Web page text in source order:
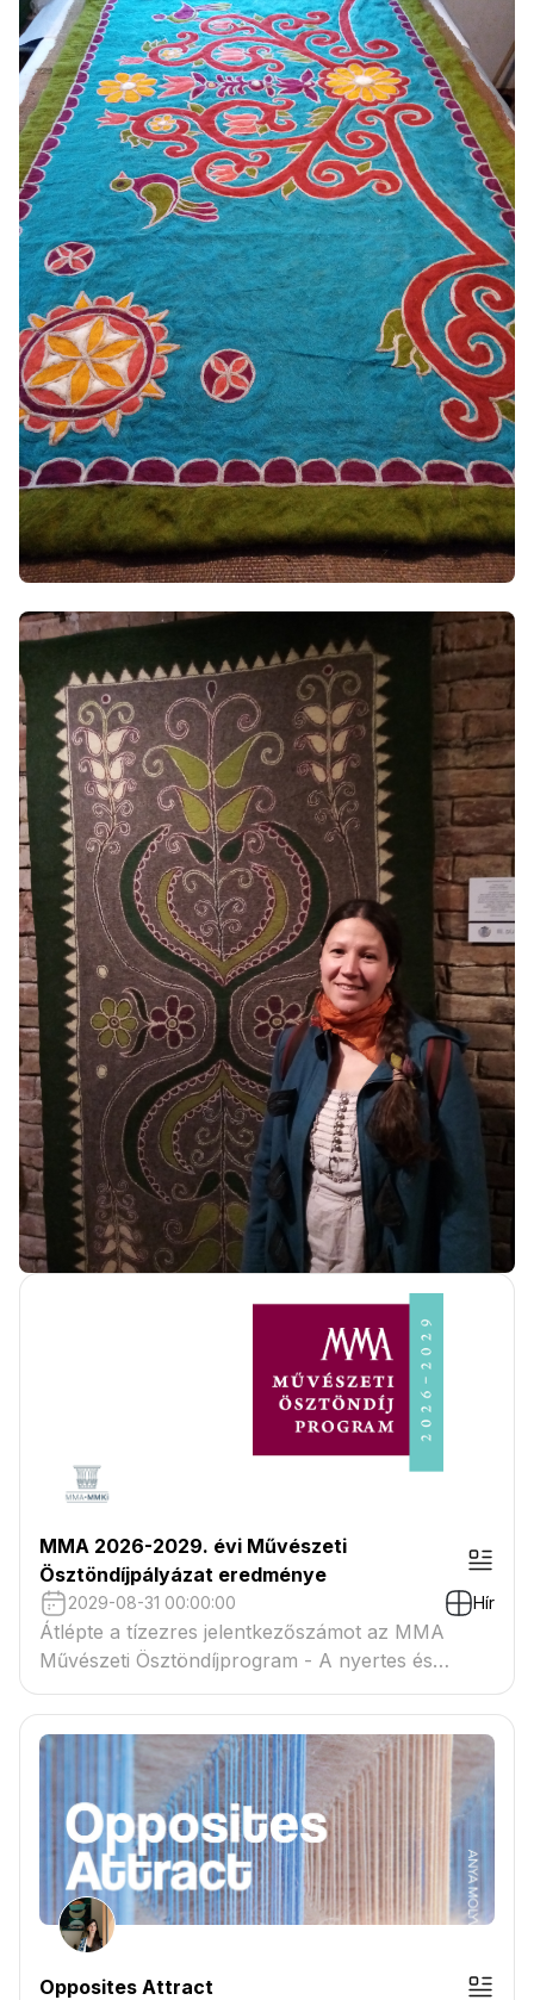
MMA 2026-2029. évi Művészeti
Ösztöndíjpályázat eredménye
2029-08-31 00:00:00 Hír
Átlépte a tízezres jelentkezőszámot az MMA
Művészeti Ösztöndíjprogram - A nyertes és
tartaléklistás pályázók névsora megtekinthető a
csatolmányban
Opposites Attract